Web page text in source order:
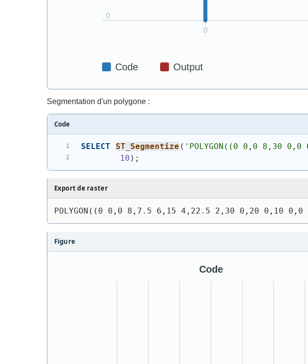
Segmentation d'un polygone :
Code
SELECT ST_Segmentize ( ' POLYGON((0 0,0 8,30 0,0
10 ) ;
Export de raster
POLYGON((0 0,0 8,7.5 6,15 4,22.5 2,30 0,20 0,10 0,0
Figure